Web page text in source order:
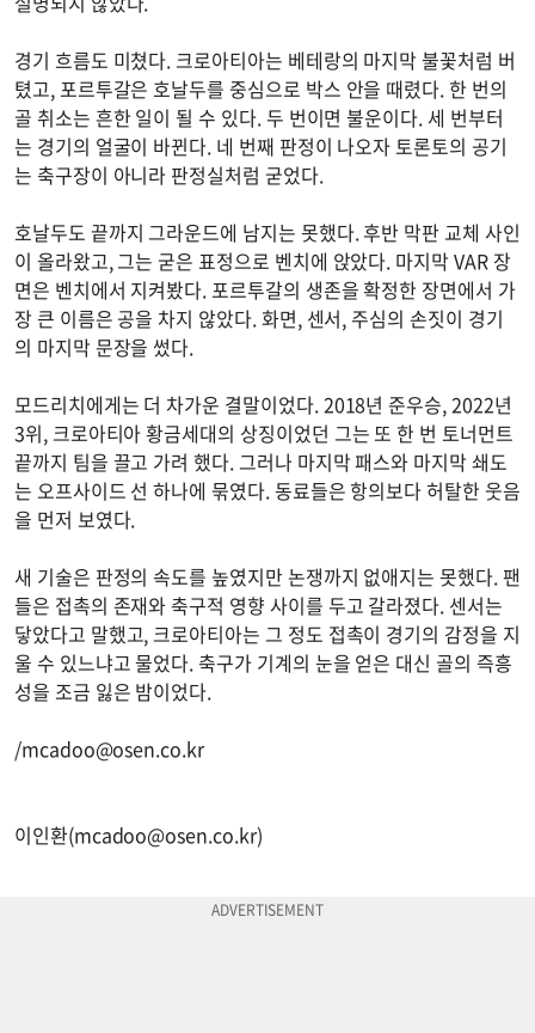
경기 흐름도 미쳤다. 크로아티아는 베테랑의 마지막 불꽃처럼 버
텼고, 포르투갈은 호날두를 중심으로 박스 안을 때렸다. 한 번의
골 취소는 흔한 일이 될 수 있다. 두 번이면 불운이다. 세 번부터
는 경기의 얼굴이 바뀐다. 네 번째 판정이 나오자 토론토의 공기
는 축구장이 아니라 판정실처럼 굳었다.
호날두도 끝까지 그라운드에 남지는 못했다. 후반 막판 교체 사인
이 올라왔고, 그는 굳은 표정으로 벤치에 앉았다. 마지막 VAR 장
면은 벤치에서 지켜봤다. 포르투갈의 생존을 확정한 장면에서 가
장 큰 이름은 공을 차지 않았다. 화면, 센서, 주심의 손짓이 경기
의 마지막 문장을 썼다.
모드리치에게는 더 차가운 결말이었다. 2018년 준우승, 2022년
3위, 크로아티아 황금세대의 상징이었던 그는 또 한 번 토너먼트
끝까지 팀을 끌고 가려 했다. 그러나 마지막 패스와 마지막 쇄도
는 오프사이드 선 하나에 묶였다. 동료들은 항의보다 허탈한 웃음
을 먼저 보였다.
새 기술은 판정의 속도를 높였지만 논쟁까지 없애지는 못했다. 팬
들은 접촉의 존재와 축구적 영향 사이를 두고 갈라졌다. 센서는
닿았다고 말했고, 크로아티아는 그 정도 접촉이 경기의 감정을 지
울 수 있느냐고 물었다. 축구가 기계의 눈을 얻은 대신 골의 즉흥
성을 조금 잃은 밤이었다.
/mcadoo@osen.co.kr
이인환(mcadoo@osen.co.kr)